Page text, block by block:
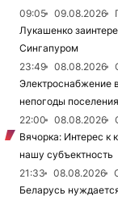
09:05 09.08.2026
Лукашенко
Сингапуром
23:49
08.08.2026
Электроснабжение
непогоды
22:00
08.08.2026
Вячорка: Интерес к
нашу субъектность
21:33
08.08.2026
Беларусь